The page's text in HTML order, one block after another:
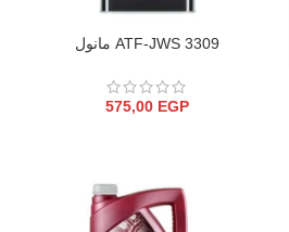
إضافة إلى السلة
ATF-JWS 3309 مانول
575,00 EGP